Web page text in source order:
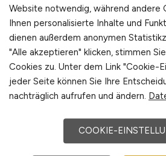
Aktuelle
Website notwendig, während andere
Ihnen personalisierte Inhalte und
dienen außerdem anonymen
"Alle akzeptieren" klicken, stimmen
Cookies zu. Unter dem Link "Cookie-
jeder Seite können Sie Ihre
nachträglich aufrufen und ändern.
COOKIE-